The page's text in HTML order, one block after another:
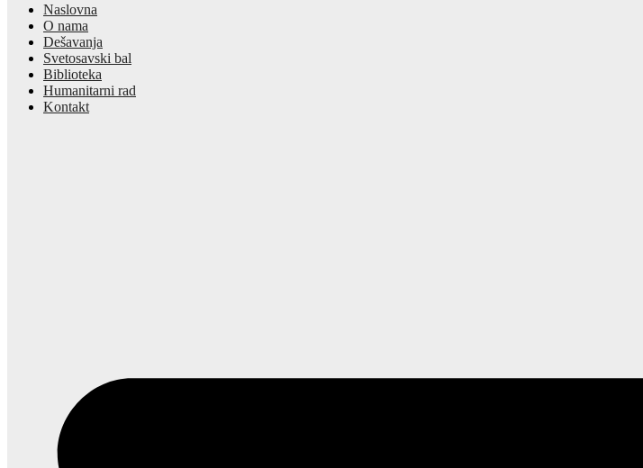
Naslovna
O nama
Dešavanja
Svetosavski bal
Biblioteka
Humanitarni rad
Kontakt